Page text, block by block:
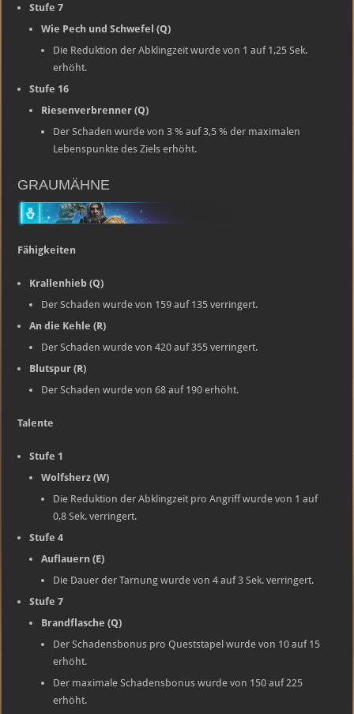
Stufe 7
Wie Pech und Schwefel (Q)
Die Reduktion der Abklingzeit wurde von 1 auf 1,25 Sek.
erhöht.
Stufe 16
Riesenverbrenner (Q)
Der Schaden wurde von 3 % auf 3,5 % der maximalen
Lebenspunkte des Ziels erhöht.
GRAUMÄHNE
Fähigkeiten
Krallenhieb (Q)
Der Schaden wurde von 159 auf 135 verringert.
An die Kehle (R)
Der Schaden wurde von 420 auf 355 verringert.
Blutspur (R)
Der Schaden wurde von 68 auf 190 erhöht.
Talente
Stufe 1
Wolfsherz (W)
Die Reduktion der Abklingzeit pro Angriff wurde von 1 auf
0,8 Sek. verringert.
Stufe 4
Auflauern (E)
Die Dauer der Tarnung wurde von 4 auf 3 Sek. verringert.
Stufe 7
Brandflasche (Q)
Der Schadensbonus pro Queststapel wurde von 10 auf 15
erhöht.
Der maximale Schadensbonus wurde von 150 auf 225
erhöht.